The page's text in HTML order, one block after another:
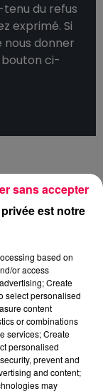
du refus
exprimé. Si
nous donner
ci-
est notre
based on
or access
Create
select personalised
content
or combinations
services; Create
personalised
prevent and
and content;
may
sans accepter